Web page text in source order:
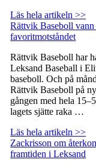
Läs hela artikeln >>
Rättvik Baseboll vann
favoritmotståndet
Rättvik Baseboll har
Leksand Baseball i
baseboll. Och på
Rättvik Baseboll på
gången med hela
lagets sjätte raka …
Läs hela artikeln >>
Zackrisson om
framtiden i Leksand